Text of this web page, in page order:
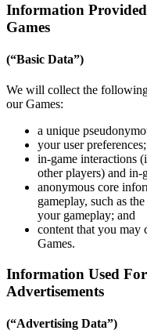
Information
Games
(“Basic Data”)
We will collect the
our Games:
a unique
your user
in-game interactions
other players) and in-
anonymous core
gameplay, such as
your gameplay; and
content that you may
Games.
Information Used
Advertisements
(“Advertising Data”)